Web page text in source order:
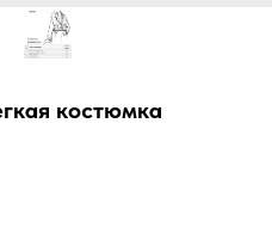
костюмка